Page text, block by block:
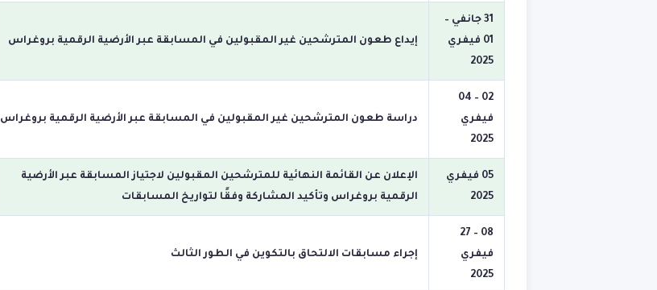
31 جانفي –
01 فيفري
2025
إيداع طعون المترشحين غير المقبولين في المسابقة عبر الأرضية الرقمية بروغراس
02 – 04
فيفري
2025
دراسة طعون المترشحين غير المقبولين في المسابقة عبر الأرضية الرقمية بروغراس
05 فيفري
2025
الإعلان عن القائمة النهائية للمترشحين المقبولين لاجتياز المسابقة عبر الأرضية
الرقمية بروغراس وتأكيد المشاركة وفقًا لتواريخ المسابقات
08 – 27
فيفري
2025
إجراء مسابقات الالتحاق بالتكوين في الطور الثالث